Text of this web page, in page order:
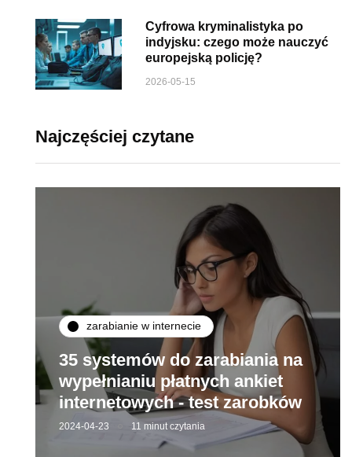
Cyfrowa kryminalistyka po
indyjsku: czego może nauczyć
europejską policję?
2026-05-15
Najczęściej czytane
zarabianie w internecie
35 systemów do zarabiania na
wypełnianiu płatnych ankiet
internetowych - test zarobków
2024-04-23 11 minut czytania